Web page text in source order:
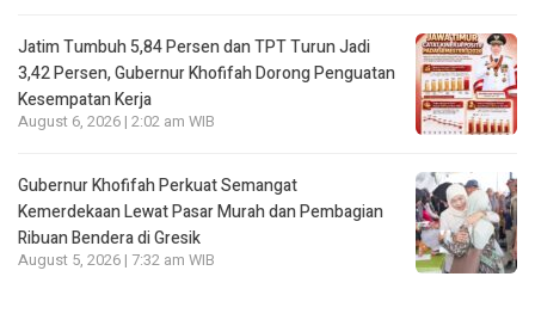
Jatim Tumbuh 5,84 Persen dan TPT Turun Jadi
3,42 Persen, Gubernur Khofifah Dorong Penguatan
Kesempatan Kerja
August 6, 2026 | 2:02 am WIB
Gubernur Khofifah Perkuat Semangat
Kemerdekaan Lewat Pasar Murah dan Pembagian
Ribuan Bendera di Gresik
August 5, 2026 | 7:32 am WIB